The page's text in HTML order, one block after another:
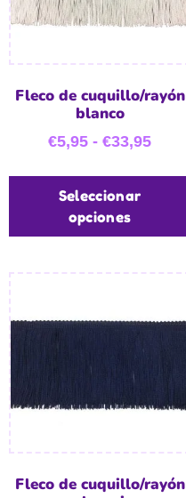
Fleco de cuquillo/rayón
blanco
€5,95 - €33,95
Seleccionar
opciones
Fleco de cuquillo/rayón